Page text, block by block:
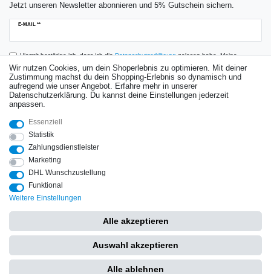
Jetzt unseren Newsletter abonnieren und 5% Gutschein sichern.
E-MAIL **
Newsletter
Hiermit bestätige ich, dass ich dieDaten­schutz­erklärunggelesen habe. Meine
Einwilligung kann ich jederzeit widerrufen.**
Abonnieren
Bewertungen
Impressum Daten­schutz­erklärung
Vertrag widerrufen Kontakt
Copyright © 2025 by Hochdruckspezialist. Alle Rechte vorbehalten.
Wir nutzen Cookies, um dein Shoperlebnis zu optimieren. Mit deiner
Zustimmung machst du dein Shopping-Erlebnis so dynamisch und
aufregend wie unser Angebot. Erfahre mehr in unserer
Datenschutzerklärung. Du kannst deine Einstellungen jederzeit
anpassen.
Essenziell
Statistik
Zahlungsdienstleister
Marketing
DHL Wunschzustellung
Funktional
Weitere Einstellungen
Alle akzeptieren
Alle ablehnen
Auswahl akzeptieren